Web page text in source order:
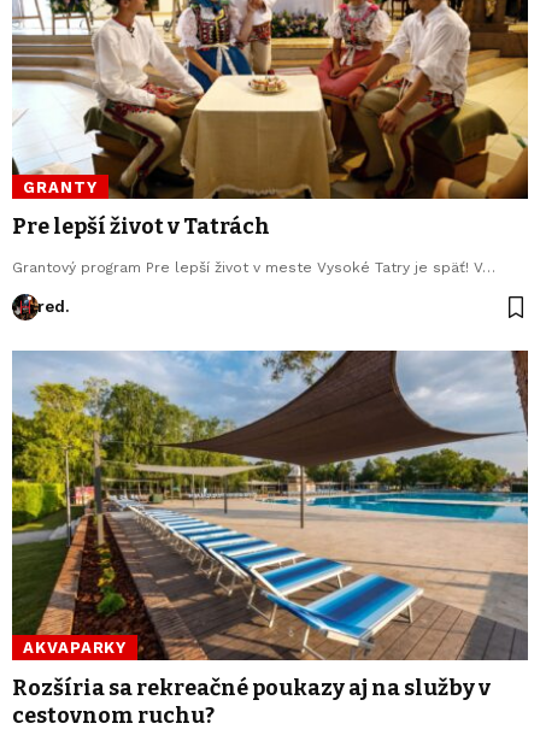
GRANTY
Pre lepší život v Tatrách
Grantový program Pre lepší život v meste Vysoké Tatry je späť! V…
red.
AKVAPARKY
Rozšíria sa rekreačné poukazy aj na služby v
cestovnom ruchu?